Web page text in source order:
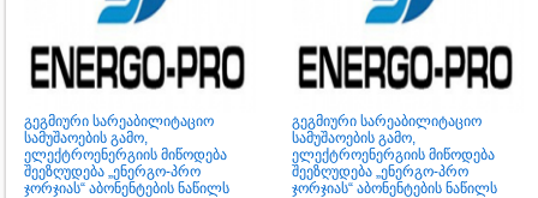
გეგმიური სარეაბილიტაციო
სამუშაოების გამო,
ელექტროენერგიის მიწოდება
შეეზღუდება „ენერგო-პრო
ჯორჯიას“ აბონენტების ნაწილს
გეგმიური სარეაბილიტაციო
სამუშაოების გამო,
ელექტროენერგიის მიწოდება
შეეზღუდება „ენერგო-პრო
ჯორჯიას“ აბონენტების ნაწილს